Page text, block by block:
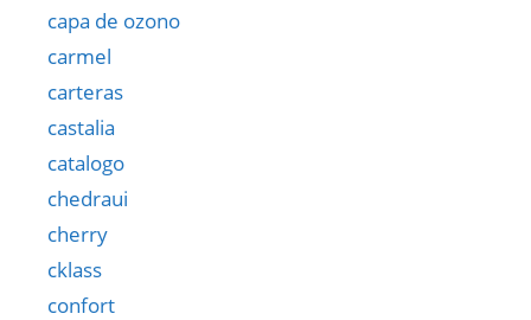
capa de ozono
carmel
carteras
castalia
catalogo
chedraui
cherry
cklass
confort